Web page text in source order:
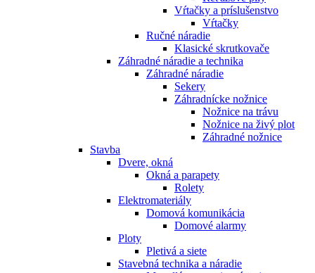
Vŕtačky a príslušenstvo
Vŕtačky
Ručné náradie
Klasické skrutkovače
Záhradné náradie a technika
Záhradné náradie
Sekery
Záhradnícke nožnice
Nožnice na trávu
Nožnice na živý plot
Záhradné nožnice
Stavba
Dvere, okná
Okná a parapety
Rolety
Elektromateriály
Domová komunikácia
Domové alarmy
Ploty
Pletivá a siete
Stavebná technika a náradie